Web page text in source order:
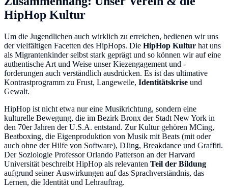
HipHop Kultur
Um die Jugendlichen auch wirklich zu erreichen, bedienen wir uns
der vielfältigen Facetten des HipHops. Die HipHop Kultur hat uns
als Migrantenkinder selbst stark geprägt und so können wir auf eine
authentische Art und Weise unser Kiezengagement und -
forderungen auch verständlich ausdrücken. Es ist das ultimative
Kontrastprogramm zu Frust, Langeweile, Identitätskrise und
Gewalt.
HipHop ist nicht etwa nur eine Musikrichtung, sondern eine
kulturelle Bewegung, die im Bezirk Bronx der Stadt New York in
den 70er Jahren der U.S.A. entstand. Zur Kultur gehören MCing,
Beatboxing, die Eigenproduktion von Musik mit Beats (mit oder
auch ohne der Hilfe von Software), DJing, Breakdance und Graffiti.
Der Soziologie Professor Orlando Patterson an der Harvard
Universität beschreibt HipHop als relevanten Teil der Bildung
aufgrund seiner Auswirkungen auf das Sprachverständnis, das
Lernen, die Identität und Lehrauftrag.